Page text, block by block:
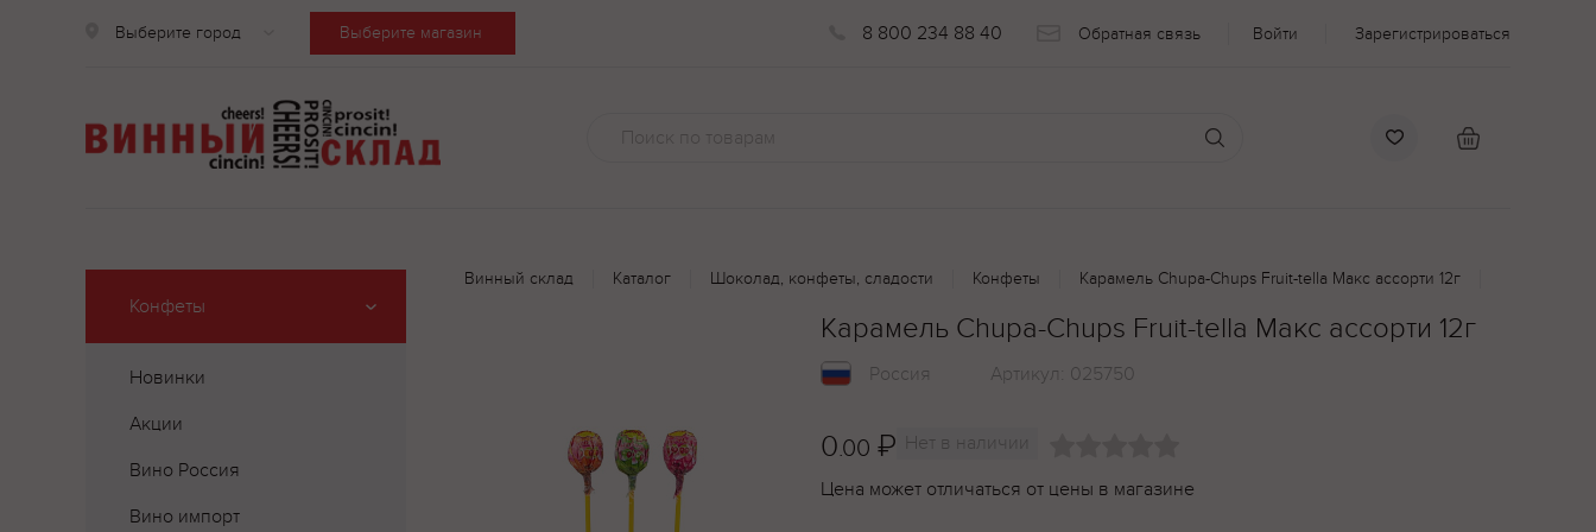
Выберите город Выберите магазин 8 800 234 88 40 Обратная связь Войти Зарегистрироваться
Конфеты
Новинки
Акции
Вино Россия
Вино импорт
Винный склад Каталог Шоколад, конфеты, сладости Конфеты Карамель Chupa-Chups Fruit-tella Макс ассорти 12г
Карамель Chupa-Chups Fruit-tella Макс ассорти 12г
Россия Артикул: 025750
0.00 ₽ Нет в наличии
Цена может отличаться от цены в магазине